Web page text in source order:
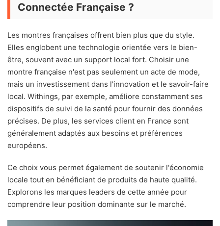
Connectée Française ?
Les montres françaises offrent bien plus que du style.
Elles englobent une technologie orientée vers le bien-
être, souvent avec un support local fort. Choisir une
montre française n'est pas seulement un acte de mode,
mais un investissement dans l'innovation et le savoir-faire
local. Withings, par exemple, améliore constamment ses
dispositifs de suivi de la santé pour fournir des données
précises. De plus, les services client en France sont
généralement adaptés aux besoins et préférences
européens.
Ce choix vous permet également de soutenir l'économie
locale tout en bénéficiant de produits de haute qualité.
Explorons les marques leaders de cette année pour
comprendre leur position dominante sur le marché.